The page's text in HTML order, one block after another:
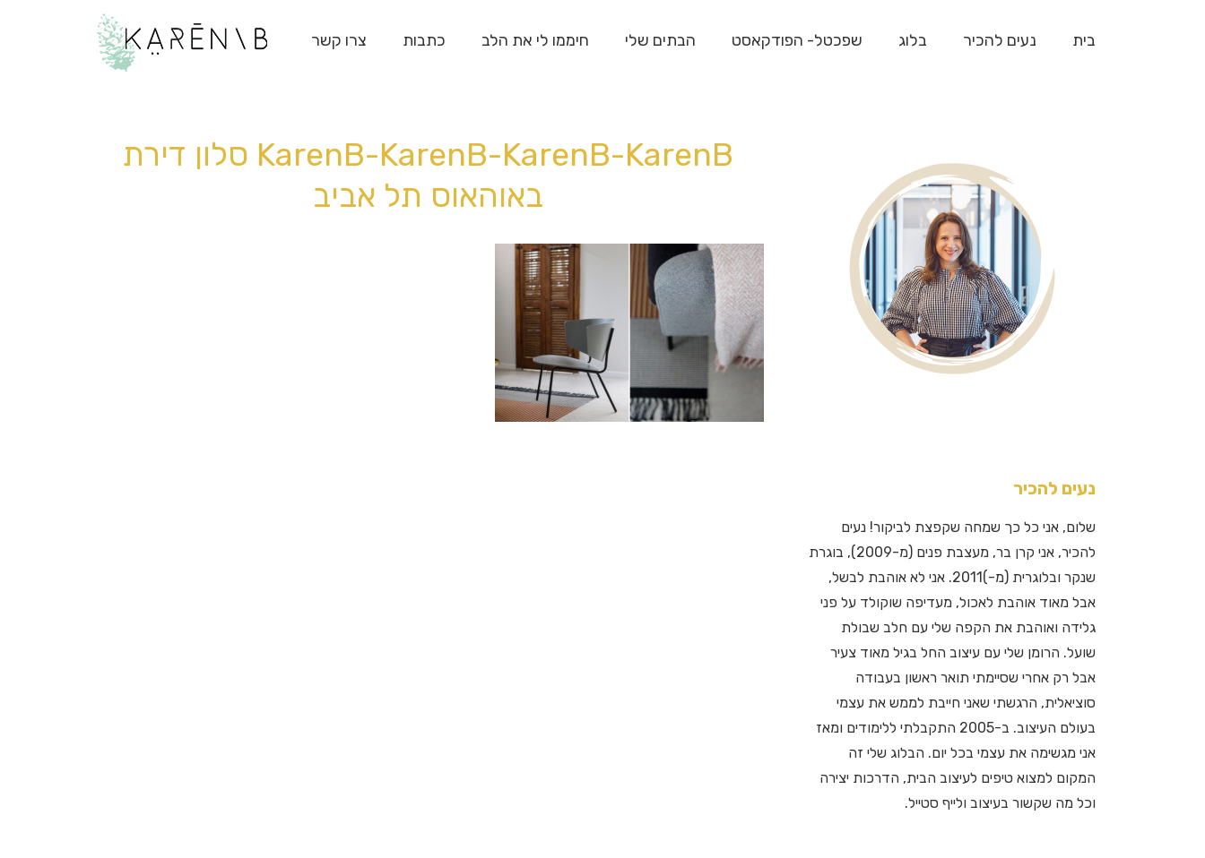
בית נעים להכיר בלוג שפכטל- הפודקאסט הבתים שלי חיממו לי את הלב כתבות צרו קשר
KarenB-KarenB-KarenB-KarenB סלון דירת
באוהאוס תל אביב
נעים להכיר
שלום, אני כל כך שמחה שקפצת לביקור! נעים
להכיר, אני קרן בר, מעצבת פנים (מ-2009), בוגרת
שנקר ובלוגרית (מ-)2011. אני לא אוהבת לבשל,
אבל מאוד אוהבת לאכול, מעדיפה שוקולד על פני
גלידה ואוהבת את הקפה שלי עם חלב שבולת
שועל. הרומן שלי עם עיצוב החל בגיל מאוד צעיר
אבל רק אחרי שסיימתי תואר ראשון בעבודה
סוציאלית, הרגשתי שאני חייבת לממש את עצמי
בעולם העיצוב. ב-2005 התקבלתי ללימודים ומאז
אני מגשימה את עצמי בכל יום. הבלוג שלי זה
המקום למצוא טיפים לעיצוב הבית, הדרכות יצירה
וכל מה שקשור בעיצוב ולייף סטייל.